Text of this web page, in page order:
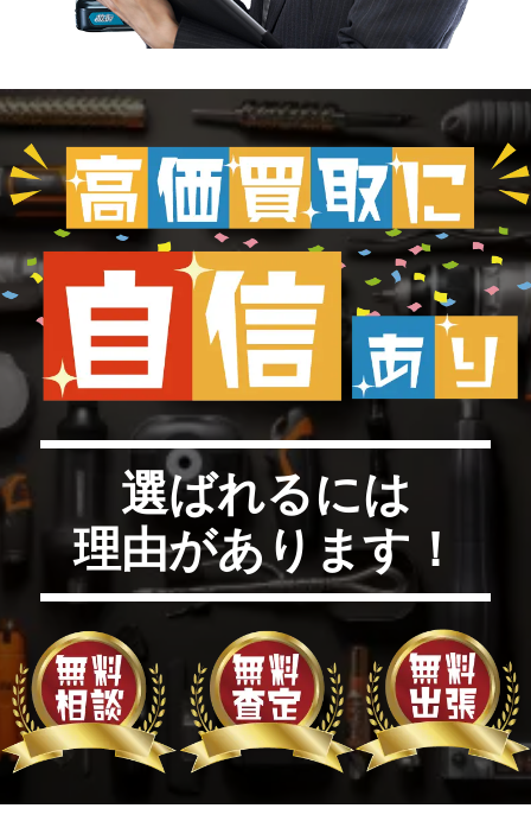
選ばれるには
理由があります！